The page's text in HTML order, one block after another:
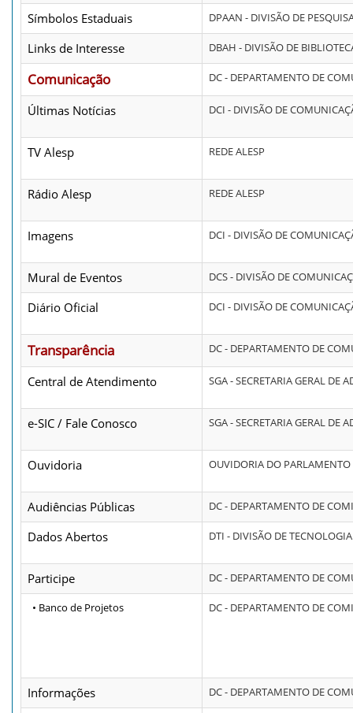
Símbolos Estaduais DPAAN - DIVISÃO DE
Links de Interesse DBAH - DIVISÃO DE
Comunicação DC - DEPARTAMENTO DE
Últimas Notícias DCI - DIVISÃO DE
TV Alesp REDE ALESP
Rádio Alesp REDE ALESP
Imagens DCI - DIVISÃO DE
Mural de Eventos DCS - DIVISÃO DE
Diário Oficial DCI - DIVISÃO DE
Transparência DC - DEPARTAMENTO DE
Central de Atendimento SGA - SECRETARIA GERAL DE
e-SIC / Fale Conosco SGA - SECRETARIA GERAL DE
Ouvidoria OUVIDORIA DO PARLAMENTO
Audiências Públicas DC - DEPARTAMENTO DE
Dados Abertos DTI - DIVISÃO DE
Participe DC - DEPARTAMENTO DE
• Banco de Projetos DC - DEPARTAMENTO DE
Informações DC - DEPARTAMENTO DE